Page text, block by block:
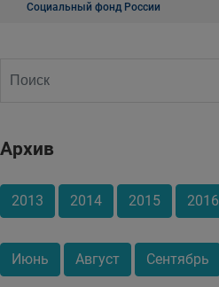
Социальный фонд России
Архив
2013 2014 2015 2016
Июнь Август Сентябрь